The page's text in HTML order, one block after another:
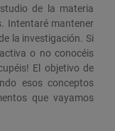
de la materia
Intentaré mantener
la investigación. Si
o no conocéis
El objetivo de
esos conceptos
que vayamos